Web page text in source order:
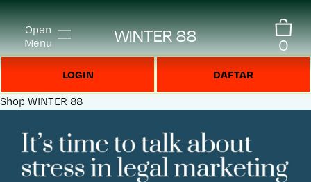
Open
Menu
WINTER 88 0
LOGIN DAFTAR
Shop WINTER 88